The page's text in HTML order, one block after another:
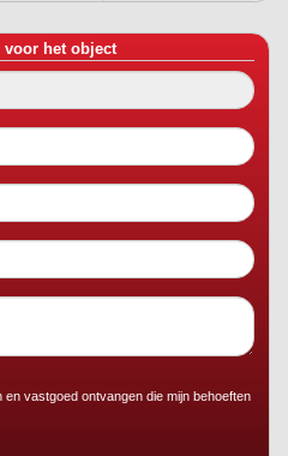
voor het object
vastgoed ontvangen die mijn behoeften